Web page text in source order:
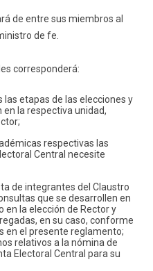
de entre sus miembros al
de fe.
corresponderá:
etapas de las elecciones y
la respectiva unidad,
respectivas las
Central necesite
de integrantes del Claustro
que se desarrollen en
en la elección de Rector y
en su caso, conforme
en el presente reglamento;
relativos a la nómina de
Electoral Central para su